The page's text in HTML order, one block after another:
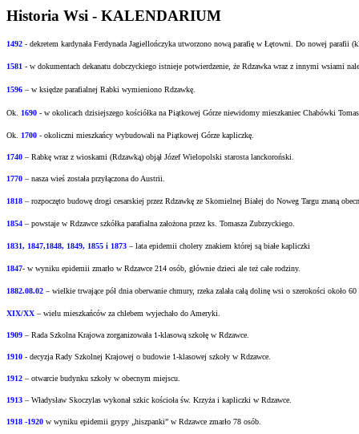
Historia Wsi - KALENDARIUM
1492 - dekretem kardynała Ferdynada Jagiellończyka utworzono nowąparafię w Łętowni. Do nowej parafii
1581 - w dokumentach dekanatu dobczyckiego istnieje potwierdzenie, że Rdzawka wraz z innymi wsiami
1596 – w księdze parafialnej Rabki wymieniono Rdzawkę.
Ok. 1690 - w okolicach dzisiejszego kościółka na Piątkowej Górze niewidomy mieszkaniec Chabówki
Ok. 1700 - okoliczni mieszkańcy wybudowali na Piątkowej Górze kapliczkę.
1740 – Rabkę wraz z wioskami (Rdzawką) objął Józef Wielopolski starosta lanckoroński.
1770 – nasza wieś została przyłączona do Austrii.
1818 – rozpoczęto budowę drogi cesarskiej przez Rdzawkę ze Skomielnej Białej do Noweg Targu znaną
1854 – powstaje w Rdzawce szkółka parafialna założona przez ks. Tomasza Zubrzyckiego.
1831, 1847,1848, 1849, 1855 i 1873 – lata epidemii cholery znakiem której są białe kapliczki
1847- w wyniku epidemii zmarło w Rdzawce 214 osób, głównie dzieci ale też całe rodziny.
1882.08.02 – wielkie trwające pół dnia oberwanie chmury, rzeka zalała całą dolinę wsi o szerokości około
XIX/XX – wielu mieszkańców za chlebem wyjechało do Ameryki.
1909 – Rada Szkolna Krajowa zorganizowała 1-klasową szkołę w Rdzawce.
1910 - decyzja Rady Szkolnej Krajowej o budowie 1-klasowej szkoły w Rdzawce.
1912 – otwarcie budynku szkoły w obecnym miejscu.
1913 – Władysław Skoczylas wykonał szkic kościoła św. Krzyża i kapliczki w Rdzawce.
1918 -1920 w wyniku epidemii grypy „hiszpanki” w Rdzawce zmarło 78 osób.